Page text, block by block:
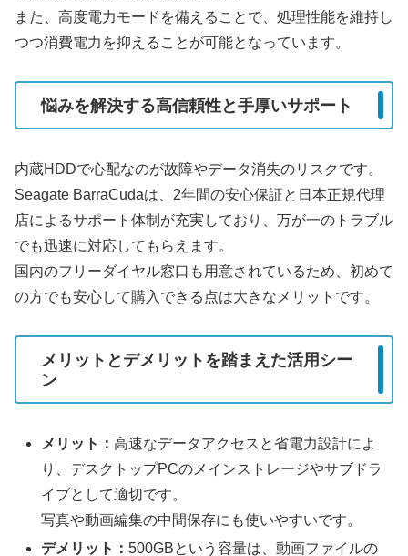
また、高度電力モードを備えることで、処理性能を維持し
つつ消費電力を抑えることが可能となっています。
悩みを解決する高信頼性と手厚いサポート
内蔵HDDで心配なのが故障やデータ消失のリスクです。
Seagate BarraCudaは、2年間の安心保証と日本正規代理
店によるサポート体制が充実しており、万が一のトラブル
でも迅速に対応してもらえます。
国内のフリーダイヤル窓口も用意されているため、初めて
の方でも安心して購入できる点は大きなメリットです。
メリットとデメリットを踏まえた活用シー
ン
メリット：高速なデータアクセスと省電力設計によ
り、デスクトップPCのメインストレージやサブドラ
イブとして適切です。
写真や動画編集の中間保存にも使いやすいです。
デメリット：500GBという容量は、動画ファイルの